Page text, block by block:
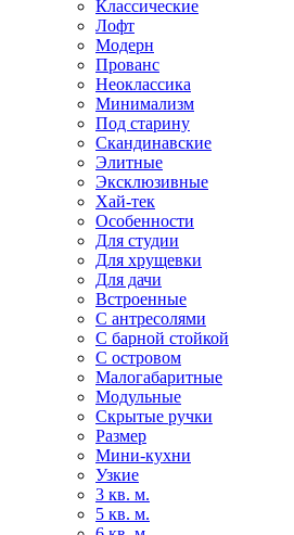
Классические
Лофт
Модерн
Прованс
Неоклассика
Минимализм
Под старину
Скандинавские
Элитные
Эксклюзивные
Хай-тек
Особенности
Для студии
Для хрущевки
Для дачи
Встроенные
С антресолями
С барной стойкой
С островом
Малогабаритные
Модульные
Скрытые ручки
Размер
Мини-кухни
Узкие
3 кв. м.
5 кв. м.